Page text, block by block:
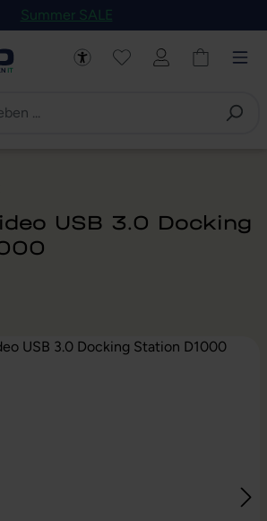
Plattform springen
Summer SALE
USB 3.0 Docking